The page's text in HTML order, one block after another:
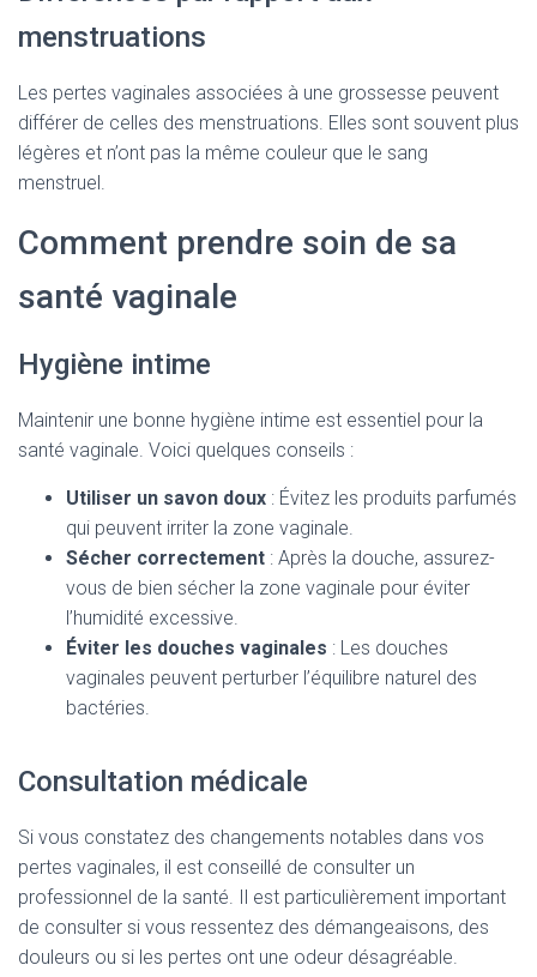
menstruations
Les pertes vaginales associées à une grossesse peuvent
différer de celles des menstruations. Elles sont souvent plus
légères et n’ont pas la même couleur que le sang
menstruel.
Comment prendre soin de sa
santé vaginale
Hygiène intime
Maintenir une bonne hygiène intime est essentiel pour la
santé vaginale. Voici quelques conseils :
Utiliser un savon doux : Évitez les produits parfumés
qui peuvent irriter la zone vaginale.
Sécher correctement : Après la douche, assurez-
vous de bien sécher la zone vaginale pour éviter
l’humidité excessive.
Éviter les douches vaginales : Les douches
vaginales peuvent perturber l’équilibre naturel des
bactéries.
Consultation médicale
Si vous constatez des changements notables dans vos
pertes vaginales, il est conseillé de consulter un
professionnel de la santé. Il est particulièrement important
de consulter si vous ressentez des démangeaisons, des
douleurs ou si les pertes ont une odeur désagréable.